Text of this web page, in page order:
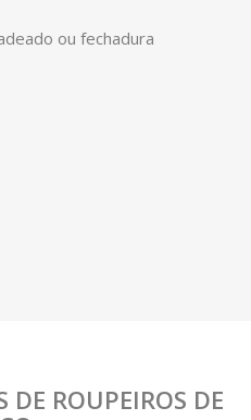
ou fechadura
DE ROUPEIROS DE